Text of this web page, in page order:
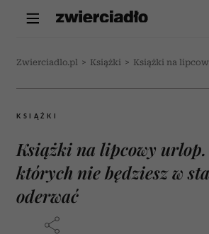
Zwierciadlo.pl > Książki > Książki na
KSIĄŻKI
Książki na lipcowy urlop.
których nie będziesz w
oderwać